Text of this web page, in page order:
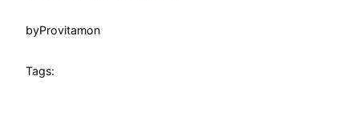
byProvitamon
Tags: